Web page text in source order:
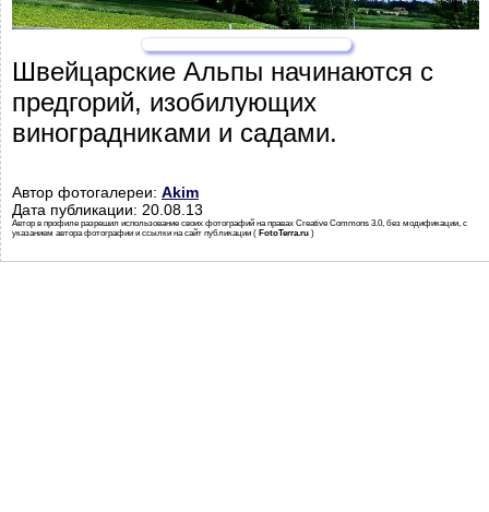
Швейцарские Альпы начинаются с
предгорий, изобилующих
виноградниками и садами.
Автор фотогалереи: Akim
Дата публикации: 20.08.13
Автор в профиле разрешил использование своих фотографий на правах Creative Commons 3.0, без модификации, с
указанием автора фотографии и ссылки на сайт публикации ( FotoTerra.ru )